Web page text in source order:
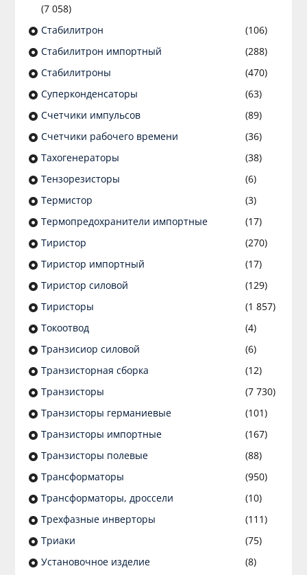
(7 058)
Стабилитрон
(106)
Стабилитрон импортный
(288)
Стабилитроны
(470)
Суперконденсаторы
(63)
Счетчики импульсов
(89)
Счетчики рабочего времени
(36)
Тахогенераторы
(38)
Тензорезисторы
(6)
Термистор
(3)
Термопредохранители импортные
(17)
Тиристор
(270)
Тиристор импортный
(17)
Тиристор силовой
(129)
Тиристоры
(1 857)
Токоотвод
(4)
Транзисиор силовой
(6)
Транзисторная сборка
(12)
Транзисторы
(7 730)
Транзисторы германиевые
(101)
Транзисторы импортные
(167)
Транзисторы полевые
(88)
Трансформаторы
(950)
Трансформаторы, дроссели
(10)
Трехфазные инверторы
(111)
Триаки
(75)
Установочное изделие
(8)